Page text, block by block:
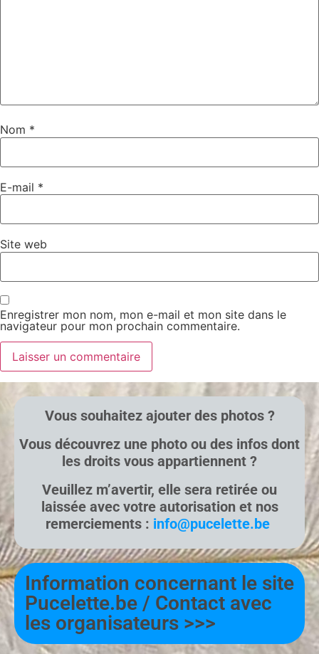
Nom *
E-mail *
Site web
Enregistrer mon nom, mon e-mail et mon site dans le
navigateur pour mon prochain commentaire.
Vous souhaitez ajouter des photos ?
Vous découvrez une photo ou des infos dont
les droits vous appartiennent ?
Veuillez m’avertir, elle sera retirée ou
laissée avec votre autorisation et nos
remerciements : info@pucelette.be
Information concernant le site
Pucelette.be / Contact avec
les organisateurs >>>